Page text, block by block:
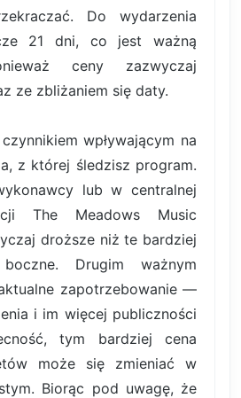
Do wydarzenia
21 dni, co jest ważną
ceny zazwyczaj
ze zbliżaniem się daty.
wpływającym na
z której śledzisz program.
lub w centralnej
The Meadows Music
droższe niż te bardziej
Drugim ważnym
zapotrzebowanie —
i im więcej publiczności
tym bardziej cena
może się zmieniać w
Biorąc pod uwagę, że